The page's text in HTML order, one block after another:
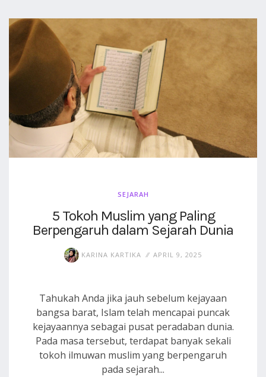
SEJARAH
5 Tokoh Muslim yang Paling
Berpengaruh dalam Sejarah Dunia
KARINA KARTIKA APRIL 9, 2025
Tahukah Anda jika jauh sebelum kejayaan
bangsa barat, Islam telah mencapai puncak
kejayaannya sebagai pusat peradaban dunia.
Pada masa tersebut, terdapat banyak sekali
tokoh ilmuwan muslim yang berpengaruh
pada sejarah...